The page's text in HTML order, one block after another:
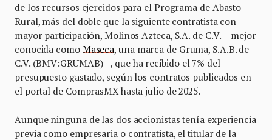
de los recursos ejercidos para el Programa de Abasto
Rural, más del doble que la siguiente contratista con
mayor participación, Molinos Azteca, S.A. de C.V. —mejor
conocida como Maseca, una marca de Gruma, S.A.B. de
C.V. (BMV:GRUMAB)—, que ha recibido el 7% del
presupuesto gastado, según los contratos publicados en
el portal de ComprasMX hasta julio de 2025.
Aunque ninguna de las dos accionistas tenía experiencia
previa como empresaria o contratista, el titular de la